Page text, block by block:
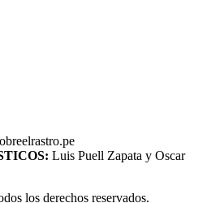
Luis Puell Zapata y Oscar
los derechos reservados.